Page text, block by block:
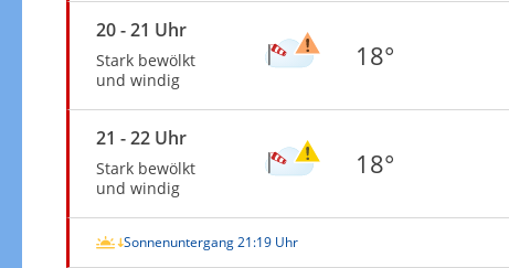
20 - 21 Uhr
Stark bewölkt
und windig
18°
21 - 22 Uhr
Stark bewölkt
und windig
18°
Sonnenuntergang 21:19 Uhr